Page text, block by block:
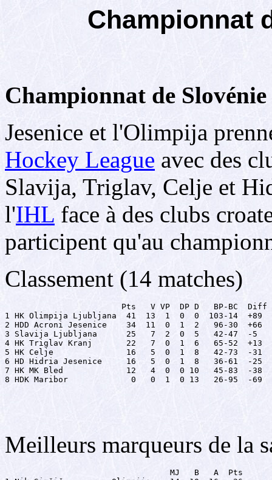
Championnat
Championnat de Slovénie
Jesenice et l'Olimpija
Hockey League avec des
Slavija, Triglav, Celje et
l'IHL face à des clubs
participent qu'au
Classement (14 matches)
                        Pts   V VP  DP D   BP-BC  Diff
1 HK Olimpija Ljubljana  41  13  1  0  0  103-14  +89
2 HDD Acroni Jesenice    34  11  0  1  2   96-30  +66
3 Slavija Ljubljana      25   7  2  0  5   42-47  -5
4 HK Triglav Kranj       22   7  0  1  6   65-52  +13
5 HK Celje               16   5  0  1  8   42-73  -31
6 HD Hidria Jesenice     16   5  0  1  8   36-61  -25
7 HK MK Bled             12   4  0  0 10   45-83  -38
8 HDK Maribor             0   0  1  0 13   26-95  -69
Meilleurs marqueurs de la
                                  MJ   B   A  Pts